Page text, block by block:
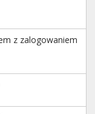
z zalogowaniem